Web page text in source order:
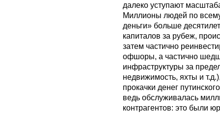
далеко уступают
Миллионы людей по
деньги» больше
капиталов за рубеж,
затем частично
офшоры, а частично
инфраструктуры за
недвижимость, яхты и
прокачки денег
ведь обслуживалась
контрагентов: это были